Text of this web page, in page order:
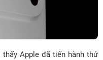
Apple đã tiến hành thử